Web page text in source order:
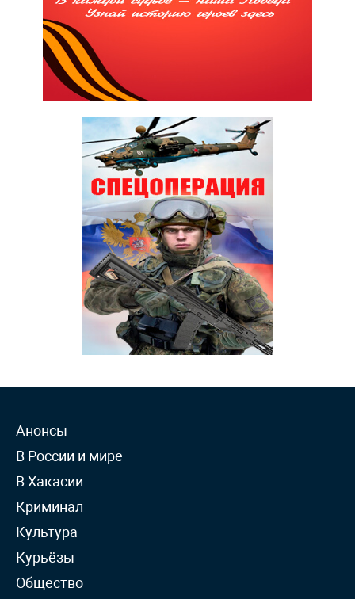
Анонсы
В России и мире
В Хакасии
Криминал
Культура
Курьёзы
Общество